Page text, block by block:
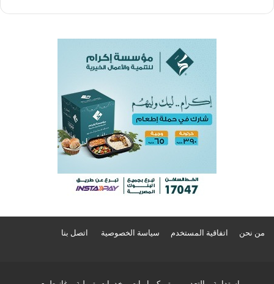
من نحن اتفاقية المستخدم سياسة الخصوصية اتصل بنا